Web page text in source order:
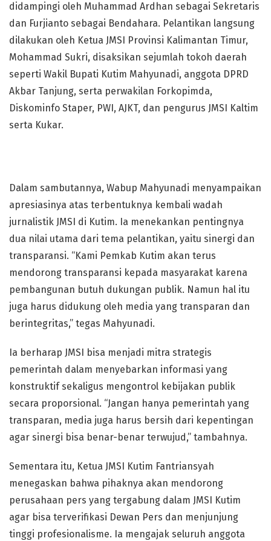
didampingi oleh Muhammad Ardhan sebagai Sekretaris
dan Furjianto sebagai Bendahara. Pelantikan langsung
dilakukan oleh Ketua JMSI Provinsi Kalimantan Timur,
Mohammad Sukri, disaksikan sejumlah tokoh daerah
seperti Wakil Bupati Kutim Mahyunadi, anggota DPRD
Akbar Tanjung, serta perwakilan Forkopimda,
Diskominfo Staper, PWI, AJKT, dan pengurus JMSI Kaltim
serta Kukar.
Dalam sambutannya, Wabup Mahyunadi menyampaikan
apresiasinya atas terbentuknya kembali wadah
jurnalistik JMSI di Kutim. Ia menekankan pentingnya
dua nilai utama dari tema pelantikan, yaitu sinergi dan
transparansi. “Kami Pemkab Kutim akan terus
mendorong transparansi kepada masyarakat karena
pembangunan butuh dukungan publik. Namun hal itu
juga harus didukung oleh media yang transparan dan
berintegritas,” tegas Mahyunadi.
Ia berharap JMSI bisa menjadi mitra strategis
pemerintah dalam menyebarkan informasi yang
konstruktif sekaligus mengontrol kebijakan publik
secara proporsional. “Jangan hanya pemerintah yang
transparan, media juga harus bersih dari kepentingan
agar sinergi bisa benar-benar terwujud,” tambahnya.
Sementara itu, Ketua JMSI Kutim Fantriansyah
menegaskan bahwa pihaknya akan mendorong
perusahaan pers yang tergabung dalam JMSI Kutim
agar bisa terverifikasi Dewan Pers dan menjunjung
tinggi profesionalisme. Ia mengajak seluruh anggota